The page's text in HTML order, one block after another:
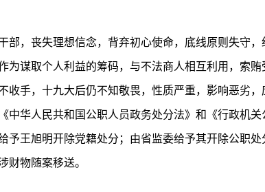
部，丧失理想信念，背弃初心使命，底线原则失守
为谋取个人利益的筹码，与不法商人相互利用，索贿
收手，十九大后仍不知敬畏，性质严重，影响恶劣
中华人民共和国公职人员政务处分法》和《行政机
予王旭明开除党籍处分；由省监委给予其开除公职
财物随案移送。